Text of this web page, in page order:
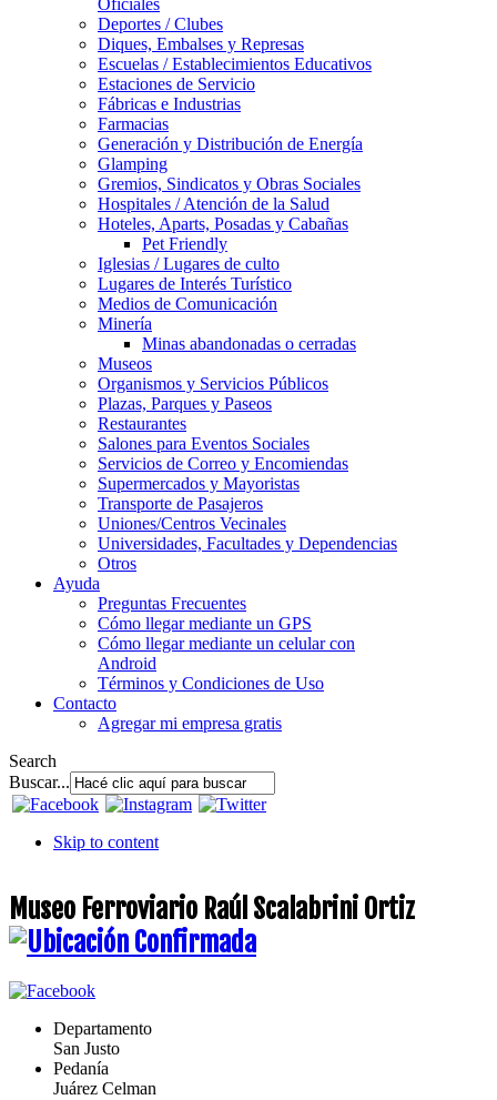
Deportes / Clubes
Diques, Embalses y Represas
Escuelas / Establecimientos Educativos
Estaciones de Servicio
Fábricas e Industrias
Farmacias
Generación y Distribución de Energía
Glamping
Gremios, Sindicatos y Obras Sociales
Hospitales / Atención de la Salud
Hoteles, Aparts, Posadas y Cabañas
Pet Friendly
Iglesias / Lugares de culto
Lugares de Interés Turístico
Medios de Comunicación
Minería
Minas abandonadas o cerradas
Museos
Organismos y Servicios Públicos
Plazas, Parques y Paseos
Restaurantes
Salones para Eventos Sociales
Servicios de Correo y Encomiendas
Supermercados y Mayoristas
Transporte de Pasajeros
Uniones/Centros Vecinales
Universidades, Facultades y Dependencias
Otros
Ayuda
Preguntas Frecuentes
Cómo llegar mediante un GPS
Cómo llegar mediante un celular con
Android
Términos y Condiciones de Uso
Contacto
Agregar mi empresa gratis
Search
Buscar...
Skip to content
Museo Ferroviario Raúl Scalabrini Ortiz
Departamento
San Justo
Pedanía
Juárez Celman